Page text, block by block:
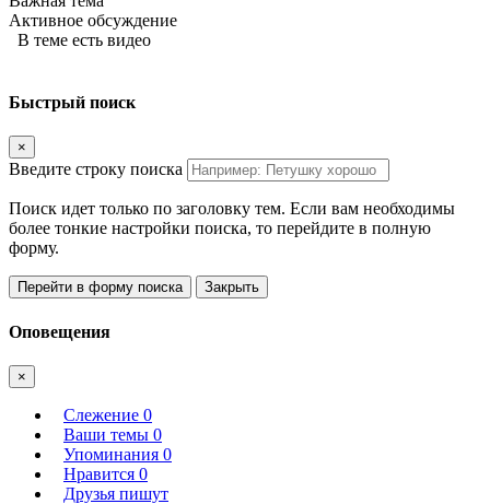
Активное обсуждение
В теме есть видео
Быстрый поиск
×
Введите строку поиска
Поиск идет только по заголовку тем. Если вам необходимы
более тонкие настройки поиска, то перейдите в полную
форму.
Перейти в форму поиска Закрыть
Оповещения
×
Слежение 0
Ваши темы 0
Упоминания 0
Нравится 0
Друзья пишут